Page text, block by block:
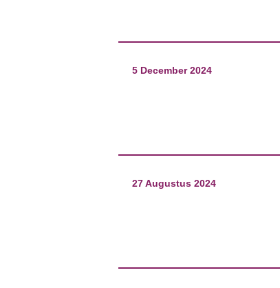
5 December 2024
27 Augustus 2024